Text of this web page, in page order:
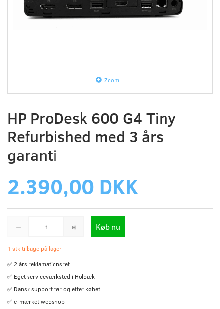
Zoom
HP ProDesk 600 G4 Tiny
Refurbished med 3 års
garanti
2.390,00 DKK
Køb nu
1 stk tilbage på lager
✅ 2 års reklamationsret
✅ Eget serviceværksted i Holbæk
✅ Dansk support før og efter købet
✅ e-mærket webshop